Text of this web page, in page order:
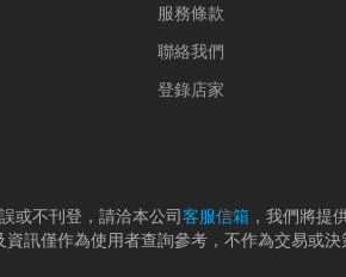
服務條款
聯絡我們
登錄店家
或不刊登，請洽本公司客服信箱 ，我們將提
訊僅作為使用者查詢參考，不作為交易或決